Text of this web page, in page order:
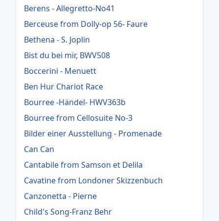
Berens - Allegretto-No41
Berceuse from Dolly-op 56- Faure
Bethena - S. Joplin
Bist du bei mir, BWV508
Boccerini - Menuett
Ben Hur Chariot Race
Bourree -Händel- HWV363b
Bourree from Cellosuite No-3
Bilder einer Ausstellung - Promenade
Can Can
Cantabile from Samson et Delila
Cavatine from Londoner Skizzenbuch
Canzonetta - Pierne
Child's Song-Franz Behr